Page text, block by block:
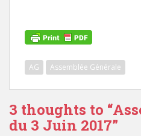
AG Assemblée Générale
3 thoughts to
du 3 Juin 2017”